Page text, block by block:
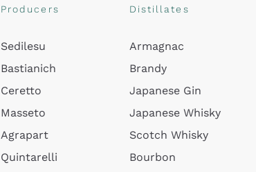
Producers
Sedilesu
Bastianich
Ceretto
Masseto
Agrapart
Quintarelli
Distillates
Armagnac
Brandy
Japanese Gin
Japanese Whisky
Scotch Whisky
Bourbon